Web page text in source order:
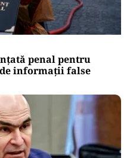
penal pentru
informații false